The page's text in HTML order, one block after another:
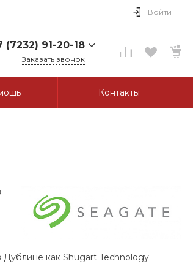
Войти
(7232) 91-20-18
Каменогорск, ул.
Заказать звонок
Контакты
как Shugart Technology.